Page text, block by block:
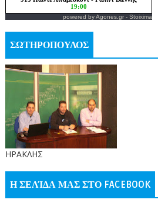
powered byAgones.gr- Stoixima
ΣΩΤΗΡΟΠΟΥΛΟΣ
ΗΡΑΚΛΗΣ
Η ΣΕΛΊΔΑ ΜΑΣ ΣΤΟ FACEBOOK